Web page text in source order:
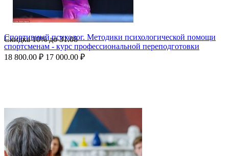
Скидка10%до31.08
Спортивный психолог. Методики психологической помощи
спортсменам - курс профессиональной переподготовки
18 800.00 ₽ 17 000.00 ₽